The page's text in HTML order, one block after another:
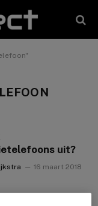
uit?
16 maart 2018